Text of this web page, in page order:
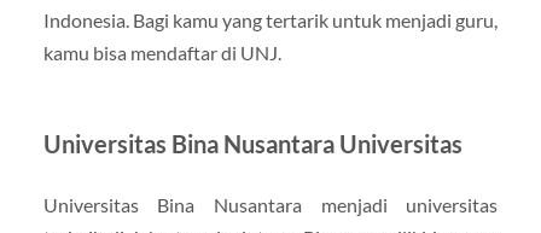
Indonesia. Bagi kamu yang tertarik untuk menjadi guru,
kamu bisa mendaftar di UNJ.
Universitas Bina Nusantara Universitas
Universitas Bina Nusantara menjadi universitas